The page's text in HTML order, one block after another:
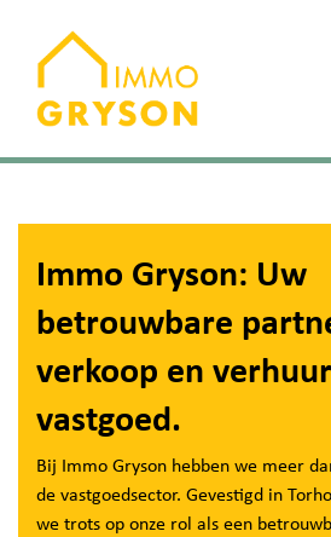
Immo Gryson: Uw
betrouwbare
verkoop en
vastgoed.
Bij Immo Gryson hebben we meer
de vastgoedsector. Gevestigd in
we trots op onze rol als een